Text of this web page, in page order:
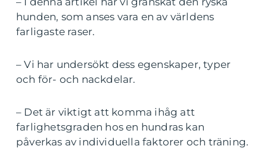
hunden, som anses vara en av världens
farligaste raser.
– Vi har undersökt dess egenskaper, typer
och för- och nackdelar.
– Det är viktigt att komma ihåg att
farlighetsgraden hos en hundras kan
påverkas av individuella faktorer och träning.